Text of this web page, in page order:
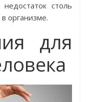
столь
организме.
для